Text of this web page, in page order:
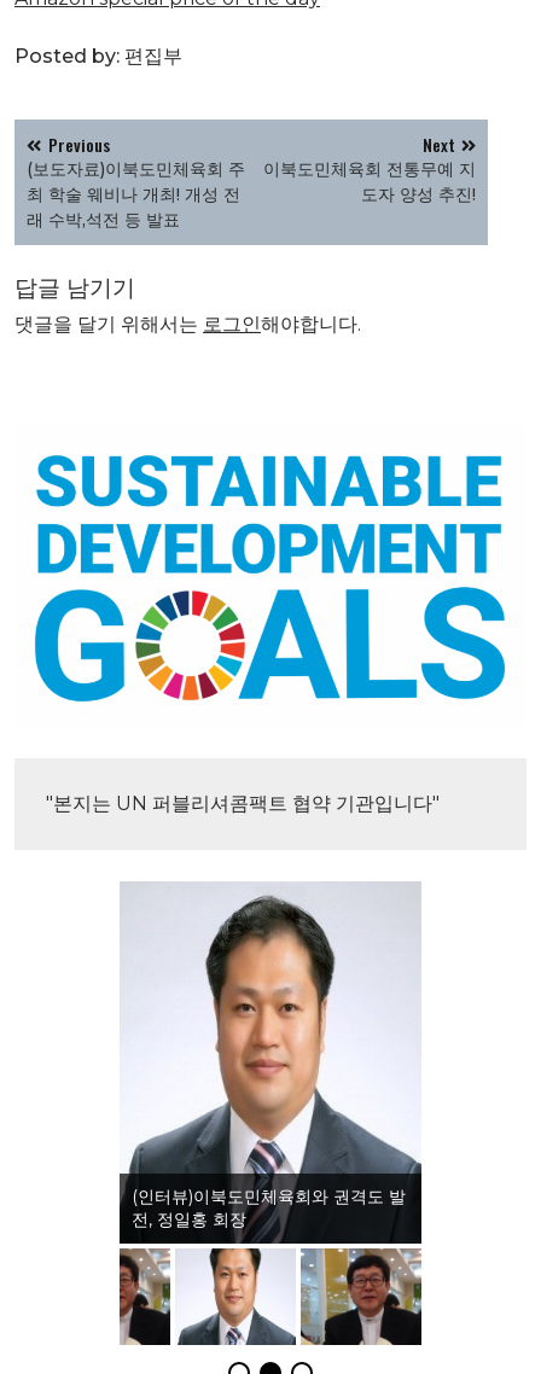
Posted by: 편집부
글
탐
색
Previous
(보도자료)이북도민체육회 주
최 학술 웨비나 개최! 개성 전
래 수박,석전 등 발표
Next
이북도민체육회 전통무예 지
도자 양성 추진!
답글 남기기
댓글을 달기 위해서는 로그인해야합니다.
"본지는 UN 퍼블리셔콤팩트 협약 기관입니다"
(인터뷰)이북도민체육회와 권격도 발
전, 정일홍 회장